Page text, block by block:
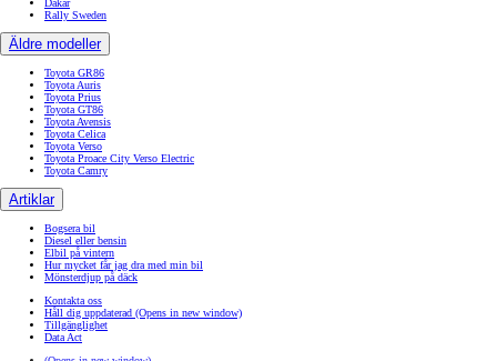
Dakar
Rally Sweden
Äldre modeller
Toyota GR86
Toyota Auris
Toyota Prius
Toyota GT86
Toyota Avensis
Toyota Celica
Toyota Verso
Toyota Proace City Verso Electric
Toyota Camry
Artiklar
Bogsera bil
Diesel eller bensin
Elbil på vintern
Hur mycket får jag dra med min bil
Mönsterdjup på däck
Kontakta oss
Håll dig uppdaterad (Opens in new window)
Tillgänglighet
Data Act